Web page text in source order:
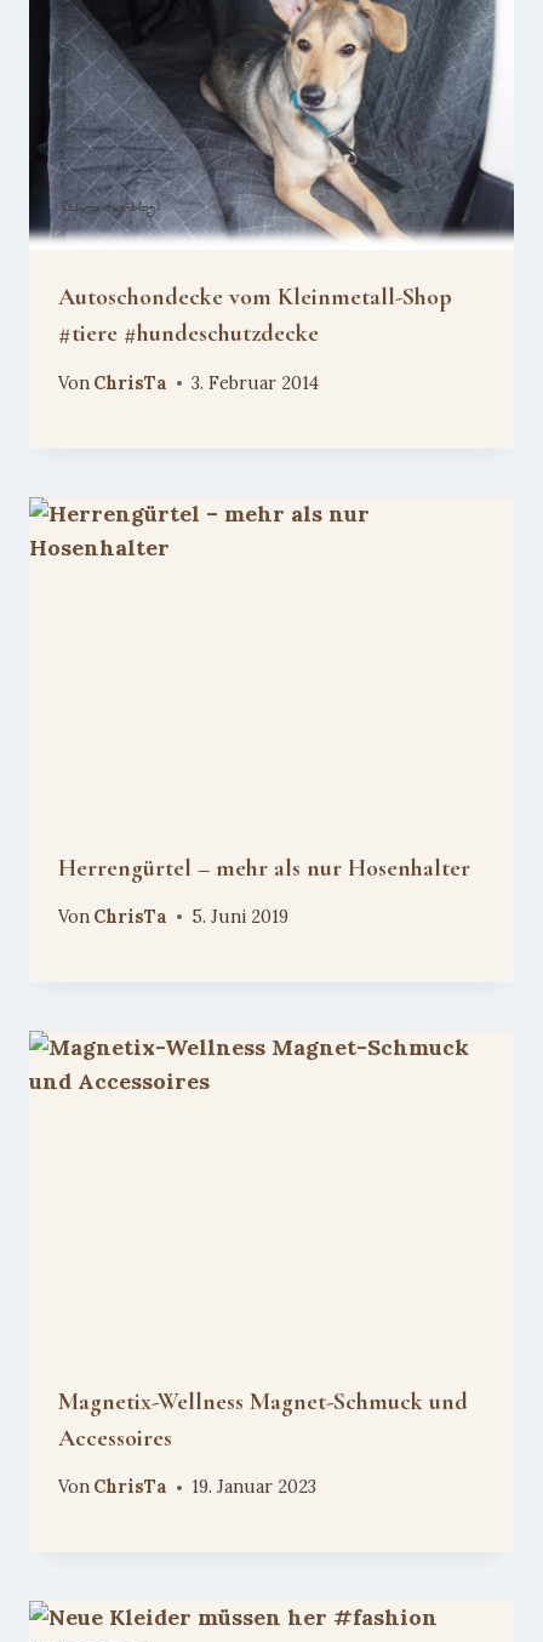
Autoschondecke vom Kleinmetall-Shop
#tiere #hundeschutzdecke
Von ChrisTa 3. Februar 2014
Herrengürtel – mehr als nur Hosenhalter
Von ChrisTa 5. Juni 2019
Magnetix-Wellness Magnet-Schmuck und
Accessoires
Von ChrisTa 19. Januar 2023